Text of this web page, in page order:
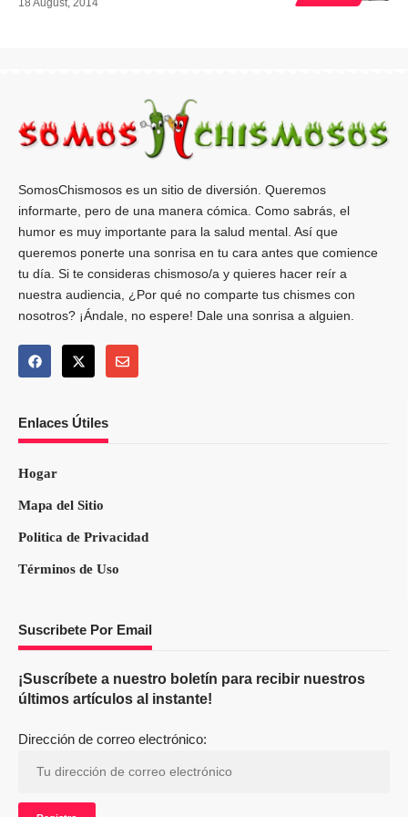
18 August, 2014
SomosChismosos es un sitio de diversión. Queremos
informarte, pero de una manera cómica. Como sabrás, el
humor es muy importante para la salud mental. Así que
queremos ponerte una sonrisa en tu cara antes que comience
tu día. Si te consideras chismoso/a y quieres hacer reír a
nuestra audiencia, ¿Por qué no comparte tus chismes con
nosotros? ¡Ándale, no espere! Dale una sonrisa a alguien.
Enlaces Útiles
Hogar
Mapa del Sitio
Politica de Privacidad
Términos de Uso
Suscribete Por Email
¡Suscríbete a nuestro boletín para recibir nuestros
últimos artículos al instante!
Dirección de correo electrónico: